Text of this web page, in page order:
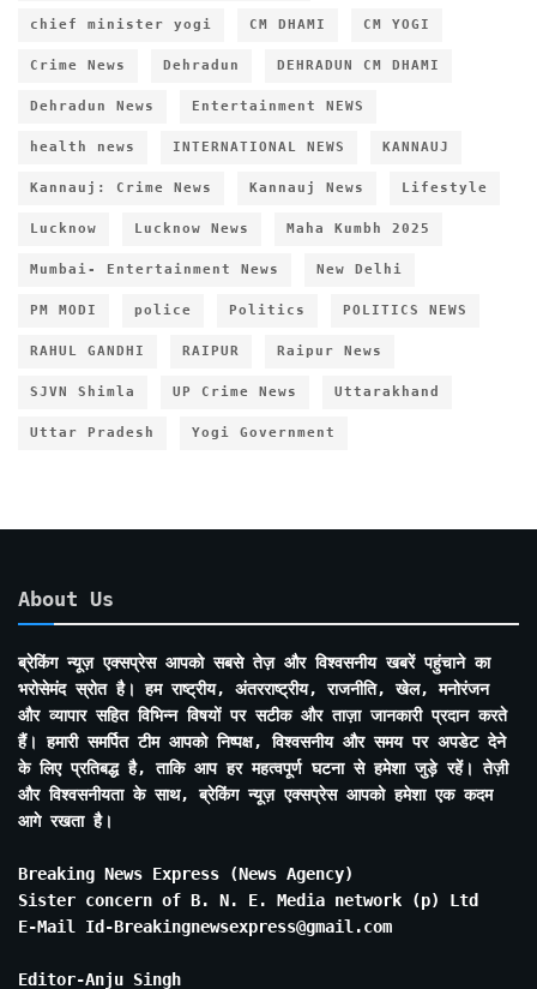
chief minister yogi CM DHAMI CM YOGI
Crime News Dehradun DEHRADUN CM DHAMI
Dehradun News Entertainment NEWS
health news INTERNATIONAL NEWS KANNAUJ
Kannauj: Crime News Kannauj News Lifestyle
Lucknow Lucknow News Maha Kumbh 2025
Mumbai- Entertainment News New Delhi
PM MODI police Politics POLITICS NEWS
RAHUL GANDHI RAIPUR Raipur News
SJVN Shimla UP Crime News Uttarakhand
Uttar Pradesh Yogi Government
About Us
ब्रेकिंग न्यूज़ एक्सप्रेस आपको सबसे तेज़ और विश्वसनीय खबरें पहुंचाने का
भरोसेमंद स्रोत है। हम राष्ट्रीय, अंतरराष्ट्रीय, राजनीति, खेल, मनोरंजन
और व्यापार सहित विभिन्न विषयों पर सटीक और ताज़ा जानकारी प्रदान करते
हैं। हमारी समर्पित टीम आपको निष्पक्ष, विश्वसनीय और समय पर अपडेट देने
के लिए प्रतिबद्ध है, ताकि आप हर महत्वपूर्ण घटना से हमेशा जुड़े रहें। तेज़ी
और विश्वसनीयता के साथ, ब्रेकिंग न्यूज़ एक्सप्रेस आपको हमेशा एक कदम
आगे रखता है।
Breaking News Express (News Agency)
Sister concern of B. N. E. Media network (p) Ltd
E-Mail Id-Breakingnewsexpress@gmail.com
Editor-Anju Singh